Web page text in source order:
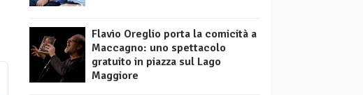
Flavio Oreglio porta la comicità a
Maccagno: uno spettacolo
gratuito in piazza sul Lago
Maggiore